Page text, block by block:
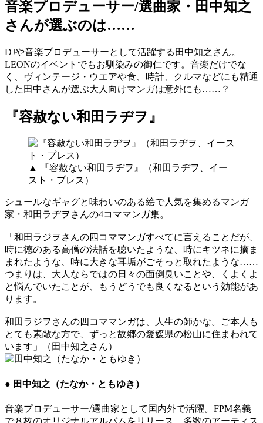
音楽プロデューサー/選曲家・田中知之
さんが選ぶのは……
DJや音楽プロデューサーとして活躍する田中知之さん。
LEONのイベントでもお馴染みの御仁です。音楽だけでな
く、ヴィンテージ・ウエアや食、時計、クルマなどにも精通
した田中さんが選ぶ大人向けマンガは意外にも……？
『容赦ない和田ラヂヲ』
▲ 『容赦ない和田ラヂヲ』（和田ラヂヲ、イー
スト・プレス）
シュールなギャグと味わいのある絵で人気を集めるマンガ
家・和田ラヂヲさんの4コママンガ集。
「和田ラジヲさんの四コママンガすべてに言えることだが、
時に徳のある高僧の法話を聴いたような、時にキツネに摘ま
まれたような、時に大きな耳垢がごそっと取れたような……
つまりは、大人ならではの日々の面倒臭いことや、くよくよ
と悩んでいたことが、もうどうでも良くなるという効能があ
ります。
和田ラジヲさんの四コママンガは、人生の師かな。ご本人も
とても素敵な方で、ずっと故郷の愛媛県の松山に住まわれて
います」（田中知之さん）
● 田中知之（たなか・ともゆき）
音楽プロデューサー/選曲家として国内外で活躍。FPM名義
で８枚のオリジナルアルバムをリリース。多数のアーティス